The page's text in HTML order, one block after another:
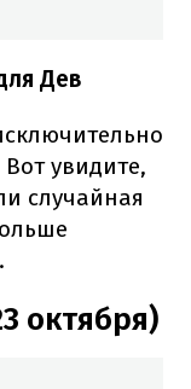
Дев
увидите,
случайная
октября)